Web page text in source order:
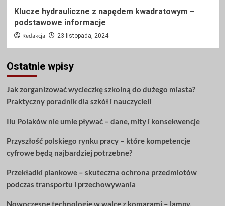
Klucze hydrauliczne z napędem kwadratowym –
podstawowe informacje
Redakcja 23 listopada, 2024
Ostatnie wpisy
Jak zorganizować wycieczkę szkolną do dużego miasta?
Praktyczny poradnik dla szkół i nauczycieli
Ilu Polaków nie umie pływać – dane, mity i konsekwencje
Przyszłość polskiego rynku pracy – które kompetencje
cyfrowe będą najbardziej potrzebne?
Przekładki piankowe – skuteczna ochrona przedmiotów
podczas transportu i przechowywania
Nowoczesne technologie w walce z komarami – lampy,